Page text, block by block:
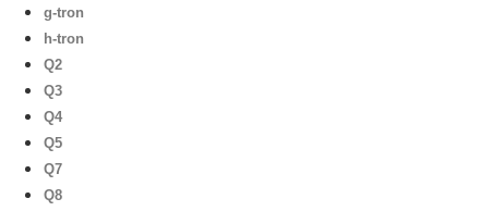
g-tron
h-tron
Q2
Q3
Q4
Q5
Q7
Q8